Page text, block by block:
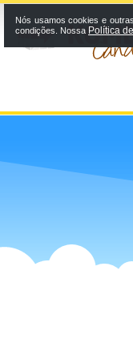
Nós usamos cookies e
condições. Nossa Política